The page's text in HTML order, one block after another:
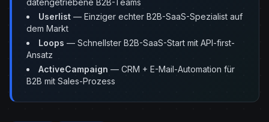
datengetriebene B2B-Teams
Userlist — Einziger echter B2B-SaaS-Spezialist auf
dem Markt
Loops — Schnellster B2B-SaaS-Start mit API-first-
Ansatz
ActiveCampaign — CRM + E-Mail-Automation für
B2B mit Sales-Prozess